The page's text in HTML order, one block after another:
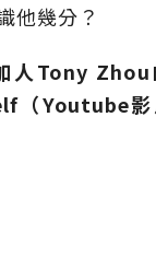
他幾分？
人Tony
（Youtube影